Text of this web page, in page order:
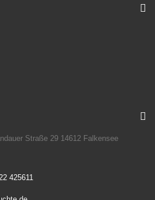
Straße 29 14612 Falkensee
425611